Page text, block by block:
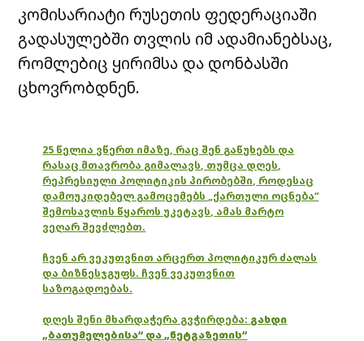
კომისარიატი რუსეთის ფედერაციაში
გადასულებში თვლის იმ ადამიანებსაც,
რომლებიც ყირიმსა და დონბასში
ცხოვრობდნენ.
25 წელია ვწერთ იმაზე, რაც შენ გაწუხებს და
რასაც მთავრობა გიმალავს, თუმცა დღეს,
რეპრესიული პოლიტიკის პირობებში, როდესაც
დამოუკიდებელ გამოცემებს „ქართული ოცნება“
შემოსავლის წყაროს უკეტავს, ამას მარტო
ვეღარ შევძლებთ.
ჩვენ არ ვეკუთვნით არცერთ პოლიტიკურ ძალას
და ბიზნესჯგუფს. ჩვენ ვეკუთვნით
საზოგადოებას.
დღეს შენი მხარდაჭერა გვჭირდება: გახდი
„ბათუმელებისა“ და „ნეტგაზეთის“